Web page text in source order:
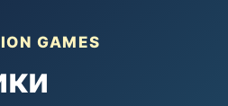
GAMES